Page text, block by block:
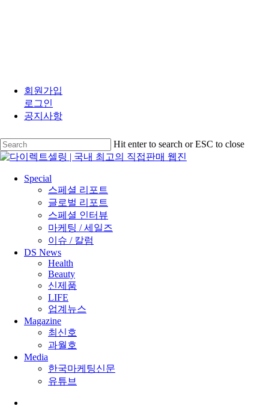
main
content
회원가입
로그인
공지사항
Hit enter to search or ESC to close
Close
search
Menu
Special
스페셜 리포트
글로벌 리포트
스페셜 인터뷰
마케팅 / 세일즈
이슈 / 칼럼
DS News
Health
Beauty
신제품
LIFE
업계뉴스
Magazine
최신호
과월호
Media
한국마케팅신문
유튜브